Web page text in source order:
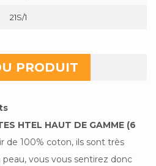
21S/1
PRODUIT
HTEL HAUT DE GAMME (6
de 100% coton, ils sont très
vous vous sentirez donc